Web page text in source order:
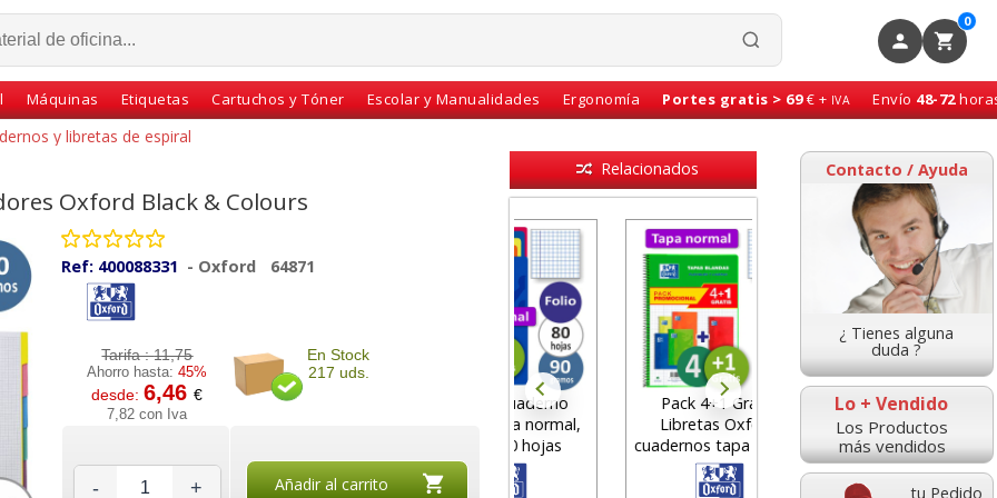
0
Máquinas Etiquetas Cartuchos y Tóner Escolar y Manualidades Ergonomía Portes gratis > 69€ + IVA Envío 48-72
y libretas de espiral
Contacto / Ayuda
¿ Tienes alguna
duda ?
Lo + Vendido
Los Productos
más vendidos
tu Pedido
Oxford Black & Colours
Ref: 400088331 - Oxford 64871
Tarifa :11,75
Ahorro hasta:45%
desde:6,46€
7,82 con Iva
En Stock
217 uds.
- + Añadir al carrito
Relacionados
1
Libreta cuaderno
Cuadricula Holandesa
dura
Pack 4+1 Gratis,
Libretas Oxford,
cuadernos tapa normal
Cuadernos Oxford 120
hojas 50% Gratis
Cuadros 5 mm
European